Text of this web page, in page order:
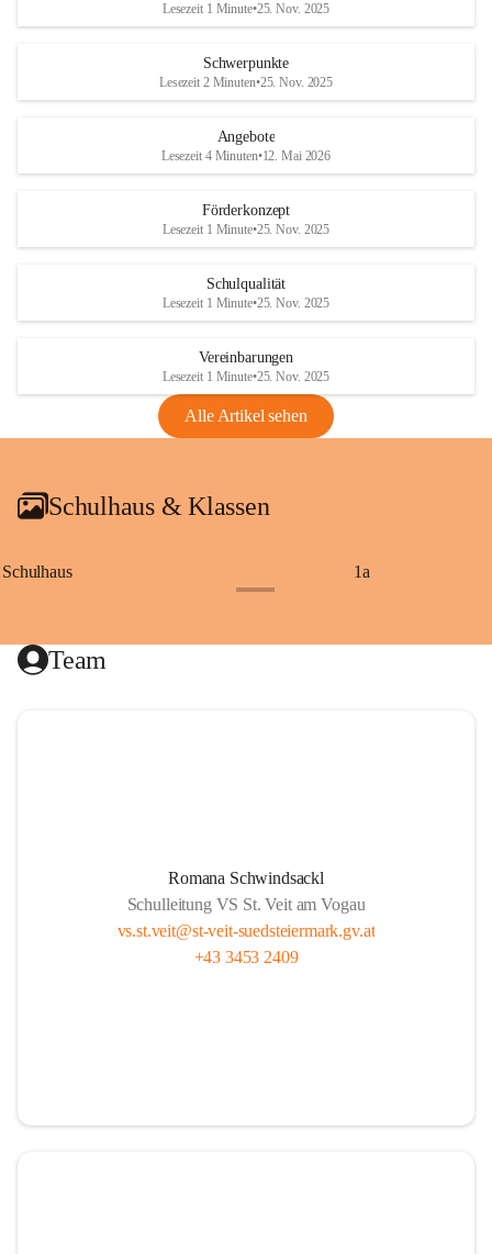
Lesezeit 1 Minute•25. Nov. 2025
Schwerpunkte
Lesezeit 2 Minuten•25. Nov. 2025
Angebote
Lesezeit 4 Minuten•12. Mai 2026
Förderkonzept
Lesezeit 1 Minute•25. Nov. 2025
Schulqualität
Lesezeit 1 Minute•25. Nov. 2025
Vereinbarungen
Lesezeit 1 Minute•25. Nov. 2025
Alle Artikel sehen
Schulhaus & Klassen
Schulhaus 1a
Team
Romana Schwindsackl
Schulleitung VS St. Veit am Vogau
vs.st.veit@st-veit-suedsteiermark.gv.at
+43 3453 2409